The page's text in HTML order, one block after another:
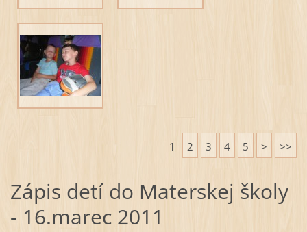
1 2 3 4 5 > >>
Zápis detí do Materskej školy
- 16.marec 2011